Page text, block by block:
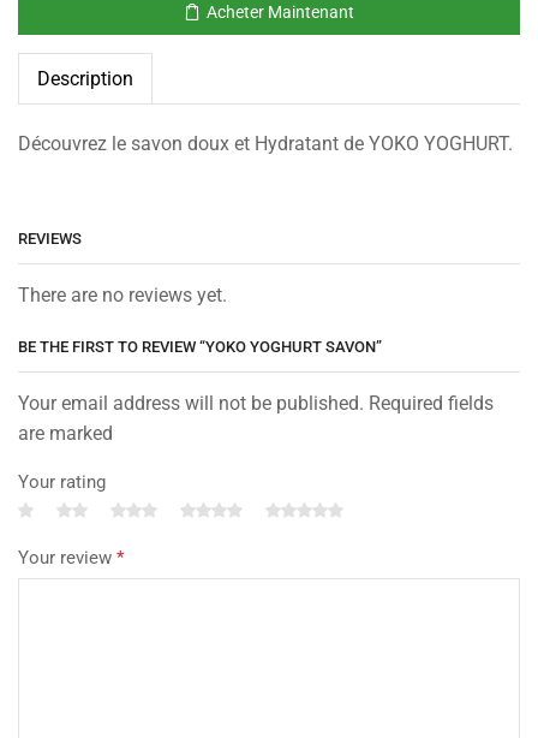
Acheter Maintenant
Description
Découvrez le savon doux et Hydratant de YOKO YOGHURT.
REVIEWS
There are no reviews yet.
BE THE FIRST TO REVIEW “YOKO YOGHURT SAVON”
Your email address will not be published. Required fields
are marked
Your rating
Your review *